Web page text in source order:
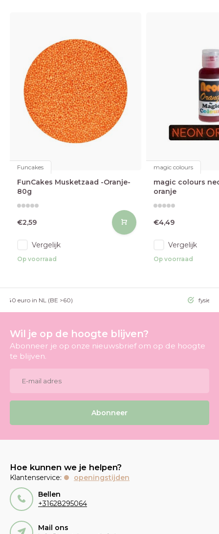
Funcakes
FunCakes Musketzaad -Oranje-
80g
€2,59
Vergelijk
Op voorraad
magic colours
magic colours
oranje
€4,49
Vergelijk
Op voorraad
>40 euro in NL (BE >60) fysieke
Wil je op de hoogte blijven?
Abonneer je op onze nieuwsbrief om op de hoogte
te blijven.
Abonneer
Hoe kunnen we je helpen?
Klantenservice:
openingstijden
Bellen
+31628295064
Mail ons